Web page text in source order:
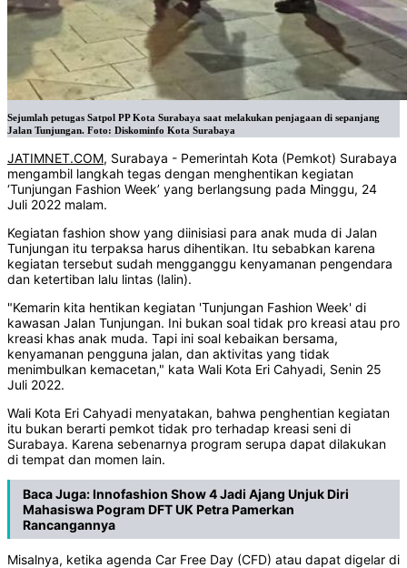
Sejumlah petugas Satpol PP Kota Surabaya saat melakukan penjagaan di sepanjang
Jalan Tunjungan. Foto: Diskominfo Kota Surabaya
JATIMNET.COM, Surabaya - Pemerintah Kota (Pemkot) Surabaya
mengambil langkah tegas dengan menghentikan kegiatan
‘Tunjungan Fashion Week’ yang berlangsung pada Minggu, 24
Juli 2022 malam.
Kegiatan fashion show yang diinisiasi para anak muda di Jalan
Tunjungan itu terpaksa harus dihentikan. Itu sebabkan karena
kegiatan tersebut sudah mengganggu kenyamanan pengendara
dan ketertiban lalu lintas (lalin).
"Kemarin kita hentikan kegiatan 'Tunjungan Fashion Week' di
kawasan Jalan Tunjungan. Ini bukan soal tidak pro kreasi atau pro
kreasi khas anak muda. Tapi ini soal kebaikan bersama,
kenyamanan pengguna jalan, dan aktivitas yang tidak
menimbulkan kemacetan," kata Wali Kota Eri Cahyadi, Senin 25
Juli 2022.
Wali Kota Eri Cahyadi menyatakan, bahwa penghentian kegiatan
itu bukan berarti pemkot tidak pro terhadap kreasi seni di
Surabaya. Karena sebenarnya program serupa dapat dilakukan
di tempat dan momen lain.
Baca Juga:Innofashion Show 4 Jadi Ajang Unjuk Diri
Mahasiswa Pogram DFT UK Petra Pamerkan
Rancangannya
Misalnya, ketika agenda Car Free Day (CFD) atau dapat digelar di